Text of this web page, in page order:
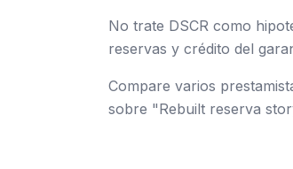
No trate DSCR como
reservas y crédito del
Compare varios
sobre "Rebuilt reserva